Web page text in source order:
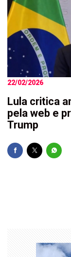
22/02/2026
Lula critica
pela web e
Trump